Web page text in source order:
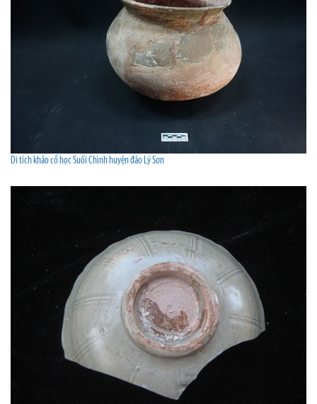
Di tích khảo cổ học Suối Chình huyện đảo Lý Sơn